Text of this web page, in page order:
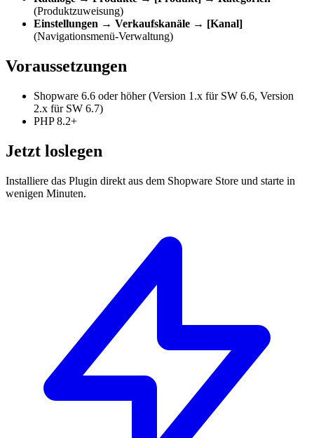
(Produktzuweisung)
Einstellungen → Verkaufskanäle → [Kanal]
(Navigationsmenü-Verwaltung)
Voraussetzungen
Shopware 6.6 oder höher (Version 1.x für SW 6.6, Version
2.x für SW 6.7)
PHP 8.2+
Jetzt loslegen
Installiere das Plugin direkt aus dem Shopware Store und starte in
wenigen Minuten.